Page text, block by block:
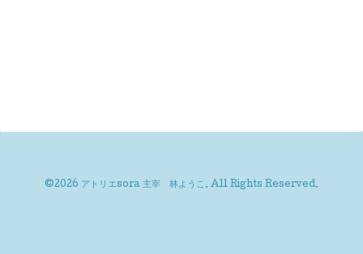
©2026 アトリエsora 主宰 林ようこ . All Rights Reserved.